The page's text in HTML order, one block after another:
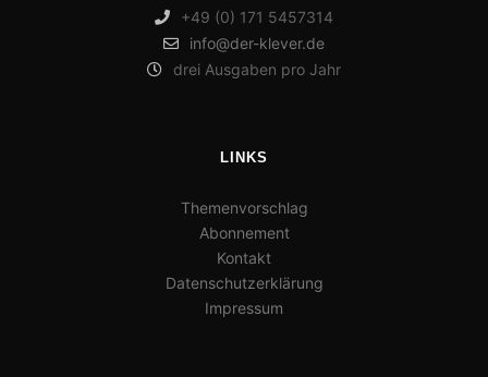
+49 (0) 171 5457314
info@der-klever.de
drei Ausgaben pro Jahr
LINKS
Themenvorschlag
Abonnement
Kontakt
Datenschutzerklärung
Impressum